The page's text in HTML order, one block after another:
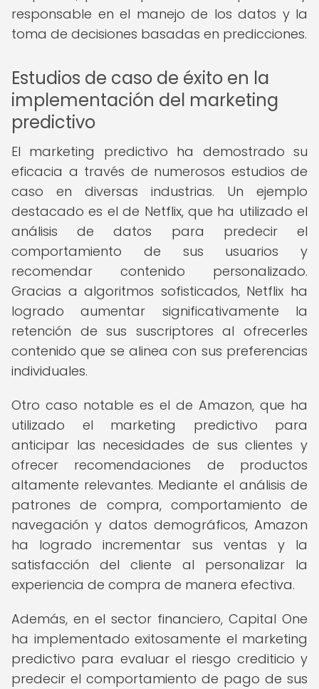
responsable en el manejo de los datos y la
toma de decisiones basadas en predicciones.
Estudios de caso de éxito en la
implementación del marketing
predictivo
El marketing predictivo ha demostrado su
eficacia a través de numerosos estudios de
caso en diversas industrias. Un ejemplo
destacado es el de Netflix, que ha utilizado el
análisis de datos para predecir el
comportamiento de sus usuarios y
recomendar contenido personalizado.
Gracias a algoritmos sofisticados, Netflix ha
logrado aumentar significativamente la
retención de sus suscriptores al ofrecerles
contenido que se alinea con sus preferencias
individuales.
Otro caso notable es el de Amazon, que ha
utilizado el marketing predictivo para
anticipar las necesidades de sus clientes y
ofrecer recomendaciones de productos
altamente relevantes. Mediante el análisis de
patrones de compra, comportamiento de
navegación y datos demográficos, Amazon
ha logrado incrementar sus ventas y la
satisfacción del cliente al personalizar la
experiencia de compra de manera efectiva.
Además, en el sector financiero, Capital One
ha implementado exitosamente el marketing
predictivo para evaluar el riesgo crediticio y
predecir el comportamiento de pago de sus